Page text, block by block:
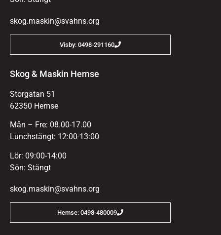
skog.maskin@svahns.org
Visby: 0498-291160
Skog & Maskin Hemse
Storgatan 51
62350 Hemse
Mån – Fre: 08.00-17.00
Lunchstängt: 12:00-13:00
Lör: 09:00-14:00
Sön: Stängt
skog.maskin@svahns.org
Hemse: 0498-480009